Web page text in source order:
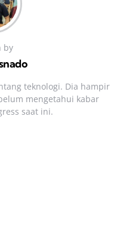
by
teknologi. Dia hampir
mengetahui kabar
saat ini.